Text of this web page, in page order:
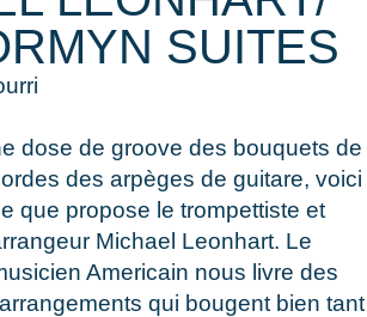
SUITES
dose de groove des bouquets de
des arpèges de guitare, voici
que propose le trompettiste et
Michael Leonhart. Le
Americain nous livre des
qui bougent bien tant